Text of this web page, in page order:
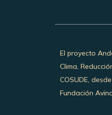
El proyecto
Clima,
COSUDE,
Fundación